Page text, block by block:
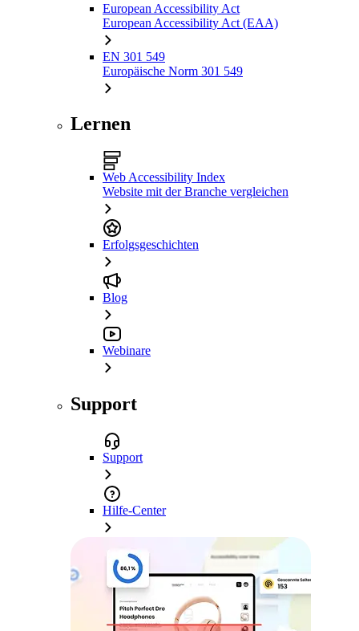
European Accessibility Act
European Accessibility Act (EAA)
EN 301 549
Europäische Norm 301 549
Lernen
Web Accessibility Index
Website mit der Branche vergleichen
Erfolgsgeschichten
Blog
Webinare
Support
Support
Hilfe-Center